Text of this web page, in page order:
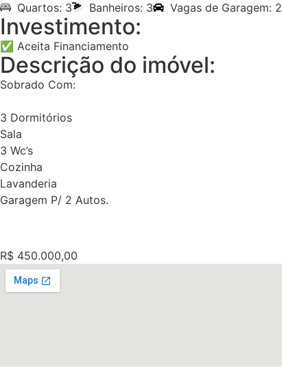
Quartos: 3
Banheiros: 3 Vagas de Garagem: 2
Investimento:
✅ Aceita Financiamento
Descrição do imóvel:
Sobrado Com:
3 Dormitórios
Sala
3 Wc’s
Cozinha
Lavanderia
Garagem P/ 2 Autos.
R$ 450.000,00